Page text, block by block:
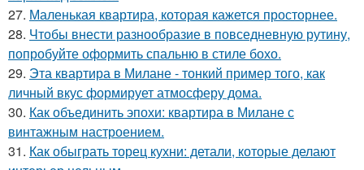
27. Маленькая квартира, которая кажется просторнее.
28. Чтобы внести разнообразие в повседневную рутину,
попробуйте оформить спальню в стиле бохо.
29. Эта квартира в Милане - тонкий пример того, как
личный вкус формирует атмосферу дома.
30. Как объединить эпохи: квартира в Милане с
винтажным настроением.
31. Как обыграть торец кухни: детали, которые делают